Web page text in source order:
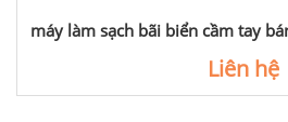
máy làm sạch bãi biển cầm tay
cát trên bãi
Liên hệ